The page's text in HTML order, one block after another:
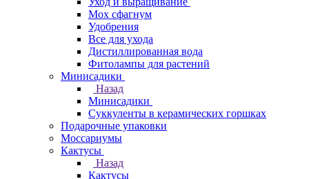
Мох сфагнум
Удобрения
Все для ухода
Дистиллированная вода
Фитолампы для растений
Минисадики
Назад
Минисадики
Суккуленты в керамических горшках
Подарочные упаковки
Моссариумы
Кактусы
Назад
Кактусы